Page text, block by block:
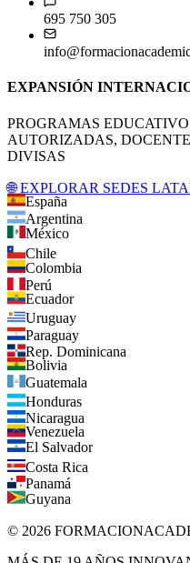
695 750 305
EXPANSIÓN
PROGRAMAS
AUTORIZADAS,
DIVISAS
🌐 EXPLORAR SEDES
España
Argentina
México
Chile
Colombia
Perú
Ecuador
Uruguay
Paraguay
Rep. Dominicana
Bolivia
Guatemala
Honduras
Nicaragua
Venezuela
El Salvador
Costa Rica
Panamá
Guyana
© 2026